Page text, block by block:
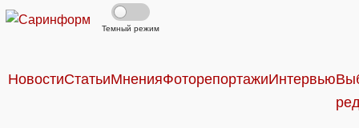
Темный режим
НовостиСтатьиМненияФоторепортажиИнтервью